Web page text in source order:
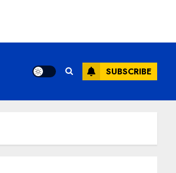
SUBSCRIBE